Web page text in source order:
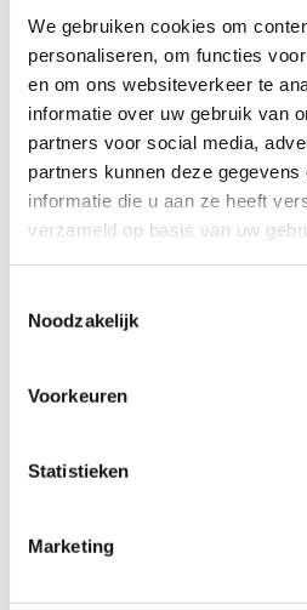
We gebruiken cookies om
personaliseren, om functies
en om ons websiteverkeer te
informatie over uw gebruik van
partners voor social media,
partners kunnen deze
informatie die u aan ze heeft
verzameld op basis van uw
Noodzakelijk
Voorkeuren
Statistieken
Marketing
Scholarshippers, dat is echt
Sporters, ondernemers en
€155.000 bij elkaar. De
initiatief, waardoor er een mooie
kwam. Wethouder Spek: “Het
het vanuit een gezamenlijke
voor de wijk is.”
Structurele beweegactiviteiten
zich enthousiast op de dans-,
voetbalactiviteiten die
een actieve rol spelen in de